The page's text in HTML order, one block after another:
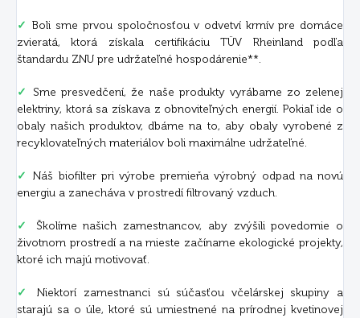
✓ Boli sme prvou spoločnosťou v odvetví krmív pre domáce
zvieratá, ktorá získala certifikáciu TÜV Rheinland podľa
štandardu ZNU pre udržateľné hospodárenie**.
✓
Sme presvedčení, že naše produkty vyrábame zo zelenej
elektriny, ktorá sa získava z obnoviteľných energií. Pokiaľ ide o
obaly našich produktov, dbáme na to, aby obaly vyrobené z
recyklovateľných materiálov boli maximálne udržateľné.
✓ Náš biofilter pri výrobe premieňa výrobný odpad na novú
energiu a zanecháva v prostredí filtrovaný vzduch.
✓
Školíme našich zamestnancov, aby zvýšili povedomie o
životnom prostredí a na mieste začíname ekologické projekty,
ktoré ich majú motivovať.
✓
Niektorí zamestnanci sú súčasťou včelárskej skupiny a
starajú sa o úle, ktoré sú umiestnené na prírodnej kvetinovej